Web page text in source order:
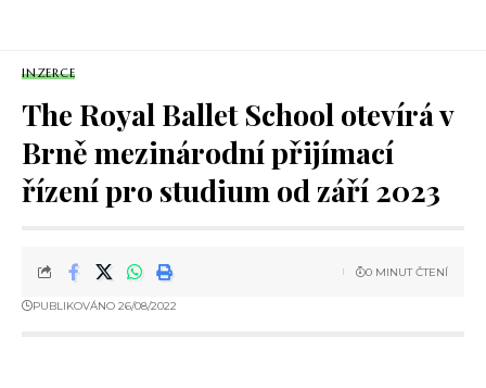
INZERCE
The Royal Ballet School otevírá v
Brně mezinárodní přijímací
řízení pro studium od září 2023
PUBLIKOVÁNO 26/08/2022
0 MINUT ČTENÍ